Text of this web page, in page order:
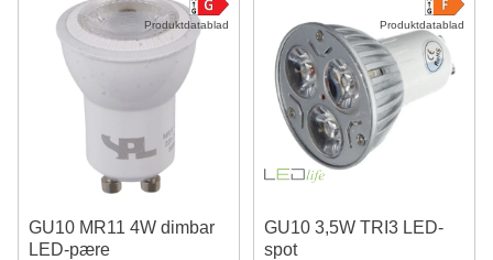
Produktdatablad
GU10 MR11 4W dimbar
LED-pære
Produktdatablad
GU10 3,5W TRI3 LED-
spot